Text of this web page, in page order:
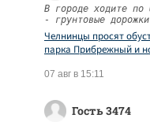
В городе ходите по
- грунтовые
Челнинцы просят
парка Прибрежный и
07 авг в 15:11
Гость 3474